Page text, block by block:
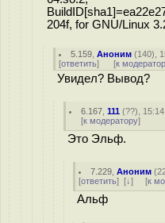
204f, for GNU/Linux
5.159 ,Аноним (140),
[ответить] [к
Увидел? Вывод?
6.167 ,111 (??),
[к модератору]
Это Эльф.
7.229 ,Аноним (
[ответить] [↓] [к
Альф